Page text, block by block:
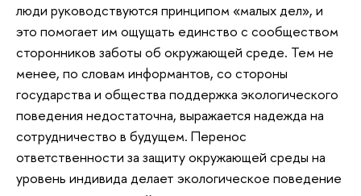
люди руководствуются принципом «малых дел», и
это помогает им ощущать единство с сообществом
сторонников заботы об окружающей среде. Тем не
менее, по словам информантов, со стороны
государства и общества поддержка экологического
поведения недостаточна, выражается надежда на
сотрудничество в будущем. Перенос
ответственности за защиту окружающей среды на
уровень индивида делает экологическое поведение